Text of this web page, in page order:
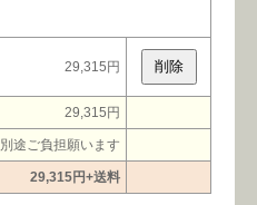
29,315円
29,315円
別途ご負担願います
29,315円+送料
ブログ
よくある質問
個人情報保護方針